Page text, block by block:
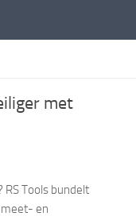
met
RS Tools bundelt
meet- en